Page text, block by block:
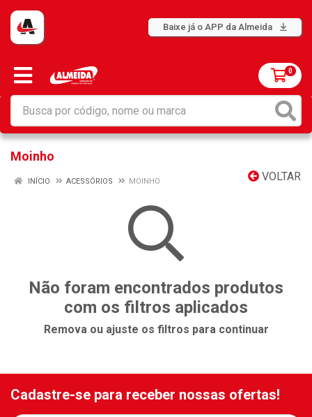
Baixe já o APP da Almeida
0
Moinho
VOLTAR
INÍCIO ACESSÓRIOS MOINHO
Não foram encontrados produtos
com os filtros aplicados
Remova ou ajuste os filtros para continuar
Cadastre-se para receber nossas ofertas!